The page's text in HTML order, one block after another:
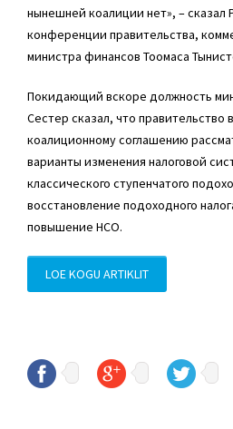
нынешней коалиции нет», – сказал
конференции правительства,
министра финансов Тоомаса
Покидающий вскоре должность
Сестер сказал, что правительство
коалиционному соглашению
варианты изменения налоговой
классического ступенчатого
восстановление подоходного
повышение НСО.
LOE KOGU ARTIKLIT